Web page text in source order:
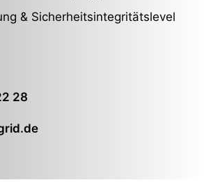
& Sicherheitsintegritätslevel
28